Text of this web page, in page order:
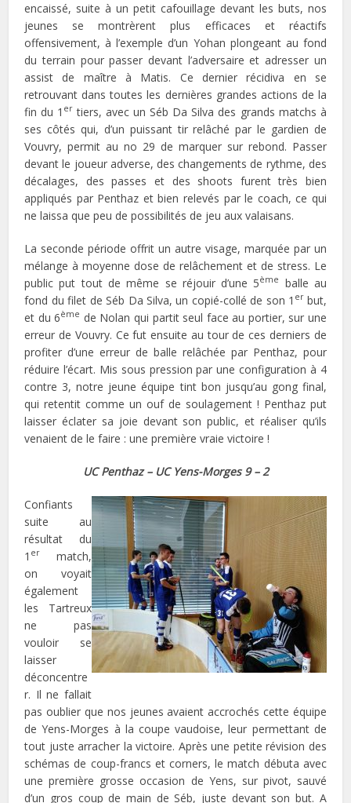
encaissé, suite à un petit cafouillage devant les buts, nos
jeunes se montrèrent plus efficaces et réactifs
offensivement, à l’exemple d’un Yohan plongeant au fond
du terrain pour passer devant l’adversaire et adresser un
assist de maître à Matis. Ce dernier récidiva en se
retrouvant dans toutes les dernières grandes actions de la
fin du 1 ertiers, avec un Séb Da Silva des grands matchs à
ses côtés qui, d’un puissant tir relâché par le gardien de
Vouvry, permit au no 29 de marquer sur rebond. Passer
devant le joueur adverse, des changements de rythme, des
décalages, des passes et des shoots furent très bien
appliqués par Penthaz et bien relevés par le coach, ce qui
ne laissa que peu de possibilités de jeu aux valaisans.
La seconde période offrit un autre visage, marquée par un
mélange à moyenne dose de relâchement et de stress. Le
public put tout de même se réjouir d’une 5ème
balle au
fond du filet de Séb Da Silva, un copié-collé de son 1 erbut,
et du 6ème de Nolan qui partit seul face au portier, sur une
erreur de Vouvry. Ce fut ensuite au tour de ces derniers de
profiter d’une erreur de balle relâchée par Penthaz, pour
réduire l’écart. Mis sous pression par une configuration à 4
contre 3, notre jeune équipe tint bon jusqu’au gong final,
qui retentit comme un ouf de soulagement ! Penthaz put
laisser éclater sa joie devant son public, et réaliser qu’ils
venaient de le faire : une première vraie victoire !
UC Penthaz – UC Yens-Morges 9 – 2
Confiants
suite au
résultat du
1 ermatch,
on voyait
également
les Tartreux
ne pas
vouloir se
laisser
déconcentre
r. Il ne fallait
pas oublier que nos jeunes avaient accrochés cette équipe
de Yens-Morges à la coupe vaudoise, leur permettant de
tout juste arracher la victoire. Après une petite révision des
schémas de coup-francs et corners, le match débuta avec
une première grosse occasion de Yens, sur pivot, sauvé
d’un gros coup de main de Séb, juste devant son but. A